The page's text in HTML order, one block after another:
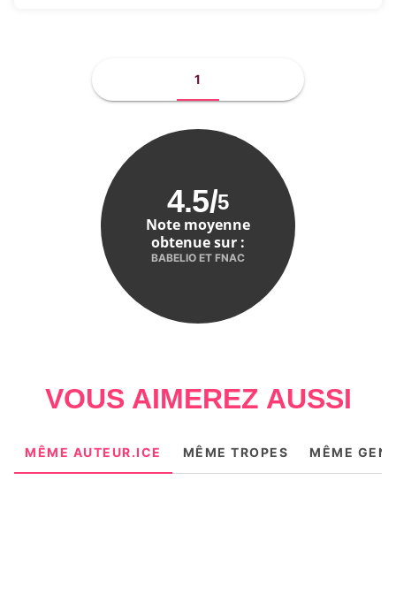
1
4.5/5
Note moyenne
obtenue sur :
BABELIO ET FNAC
VOUS AIMEREZ AUSSI
MÊME AUTEUR.ICE MÊME TROPES MÊME